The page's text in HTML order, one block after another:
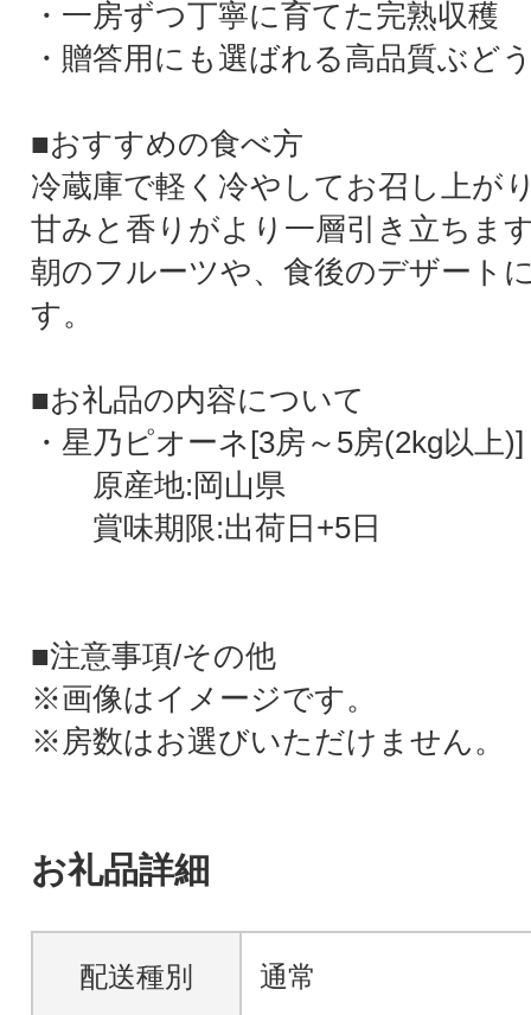
・一房ずつ丁寧に育てた完熟収穫
・贈答用にも選ばれる高品質ぶど
■おすすめの食べ方
冷蔵庫で軽く冷やしてお召し上が
甘みと香りがより一層引き立ちま
朝のフルーツや、食後のデザート
す。
■お礼品の内容について
・星乃ピオーネ[3房～5房(2kg以上)]
原産地:岡山県
賞味期限:出荷日+5日
■注意事項/その他
※画像はイメージです。
※房数はお選びいただけません。
お礼品詳細
配送種別 通常